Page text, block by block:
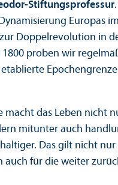
Stiftungs­professur
Europas
Doppelrevolution in
proben wir
macht das Leben nicht
mit­unter auch
Das gilt nicht
auch für die weiter